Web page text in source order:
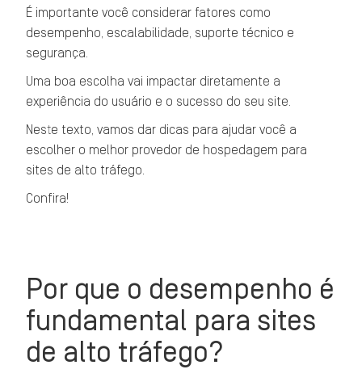
É importante você considerar fatores como
desempenho, escalabilidade, suporte técnico e
segurança.
Uma boa escolha vai impactar diretamente a
experiência do usuário e o sucesso do seu site.
Neste texto, vamos dar dicas para ajudar você a
escolher o melhor provedor de hospedagem para
sites de alto tráfego.
Confira!
Por que o desempenho é
fundamental para sites
de alto tráfego?